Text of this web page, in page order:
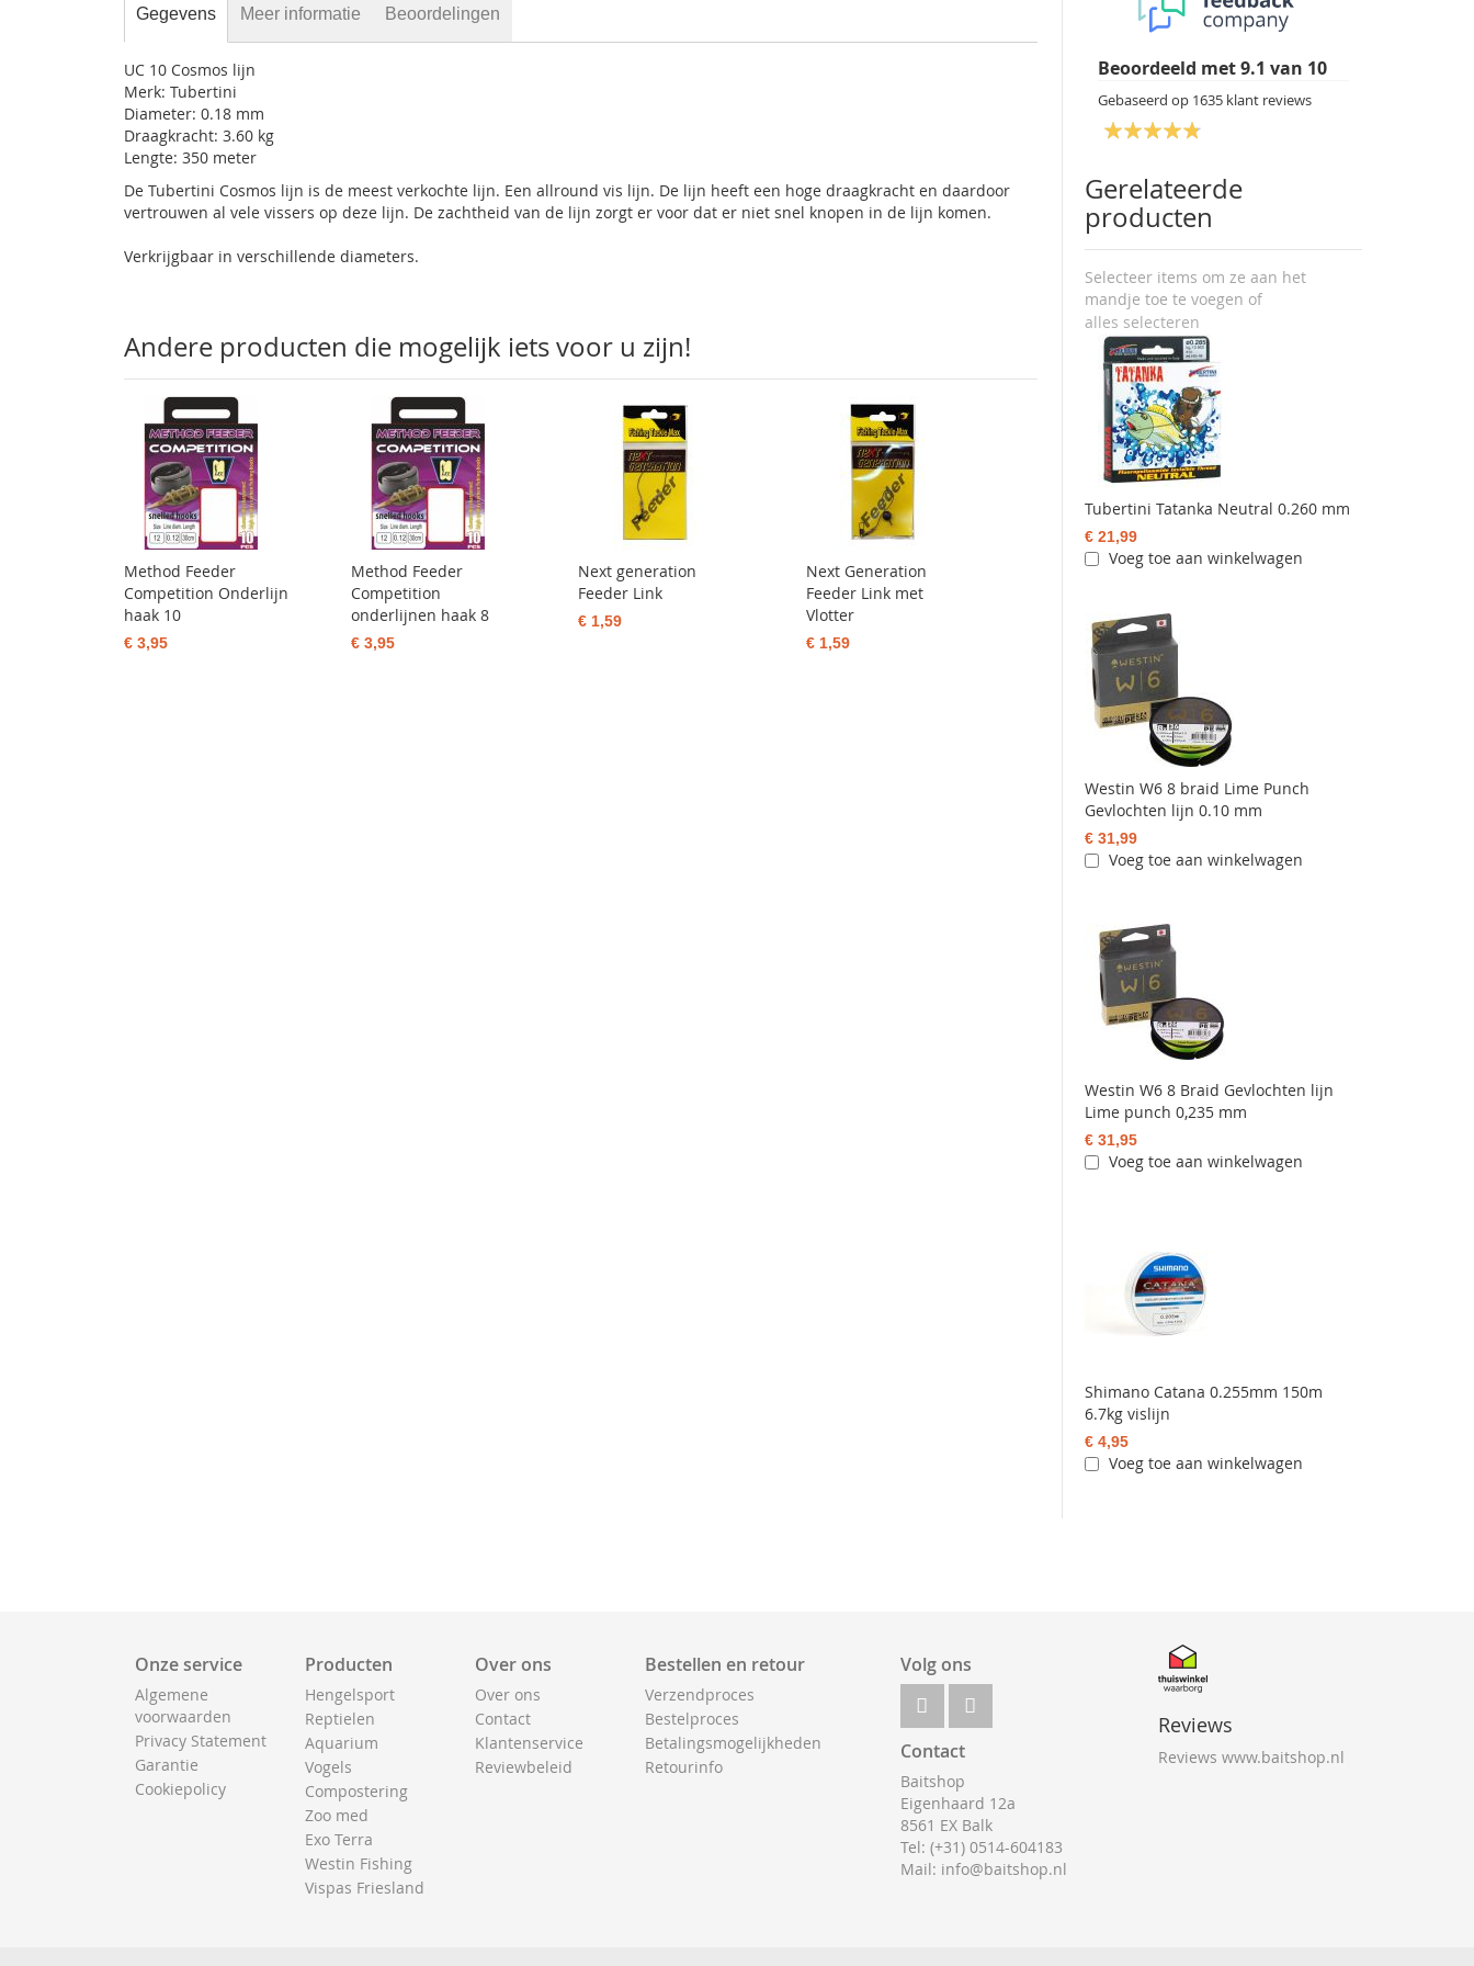
Beoordeeld met9.1 van 10
Gebaseerd op 1635 klant reviews
Gerelateerde
producten
Selecteer items om ze aan het
mandje toe te voegen of
alles selecteren
Tubertini Tatanka Neutral 0.260 mm
€ 21,99
Voeg toe aan winkelwagen
Westin W6 8 braid Lime Punch
Gevlochten lijn 0.10 mm
€ 31,99
Voeg toe aan winkelwagen
Westin W6 8 Braid Gevlochten lijn
Lime punch 0,235 mm
€ 31,95
Voeg toe aan winkelwagen
Shimano Catana 0.255mm 150m
6.7kg vislijn
€ 4,95
Voeg toe aan winkelwagen
Gegevens
UC 10 Cosmos lijn
Merk: Tubertini
Diameter: 0.18 mm
Draagkracht: 3.60 kg
Lengte: 350 meter
De Tubertini Cosmos lijn is de meest verkochte lijn. Een allround vis lijn. De lijn heeft een hoge draagkracht en daardoor
vertrouwen al vele vissers op deze lijn. De zachtheid van de lijn zorgt er voor dat er niet snel knopen in de lijn komen.
Verkrijgbaar in verschillende diameters.
Meer informatie Beoordelingen
Andere producten die mogelijk iets voor u zijn!
Method Feeder
Competition Onderlijn
haak 10
€ 3,95
Method Feeder
Competition
onderlijnen haak 8
€ 3,95
Next generation
Feeder Link
€ 1,59
Next Generation
Feeder Link met
Vlotter
€ 1,59
Onze service
Algemene
voorwaarden
Privacy Statement
Garantie
Cookiepolicy
Producten
Hengelsport
Reptielen
Aquarium
Vogels
Compostering
Zoo med
Exo Terra
Westin Fishing
Vispas Friesland
Over ons
Over ons
Contact
Klantenservice
Reviewbeleid
Bestellen en retour
Verzendproces
Bestelproces
Betalingsmogelijkheden
Retourinfo
Volg ons
Contact
Baitshop
Eigenhaard 12a
8561 EX Balk
Tel: (+31) 0514-604183
Mail: info@baitshop.nl
Reviews
Reviews www.baitshop.nl